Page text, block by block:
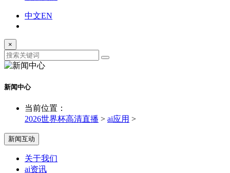
中文EN
×
新闻中心
当前位置：
2026世界杯高清直播 > ai应用 >
新闻互动
关于我们
ai资讯